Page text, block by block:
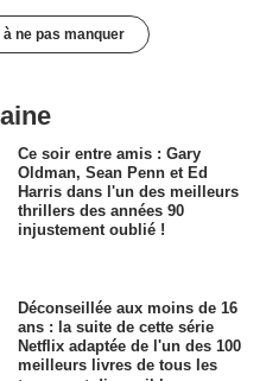
ne pas manquer
Ce soir entre amis : Gary
Oldman, Sean Penn et Ed
Harris dans l'un des meilleurs
thrillers des années 90
injustement oublié !
Déconseillée aux moins de 16
ans : la suite de cette série
Netflix adaptée de l'un des 100
meilleurs livres de tous les